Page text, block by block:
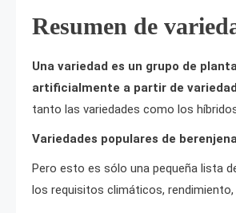
Resumen de
Una variedad es un grupo de
artificialmente a partir de
tanto las variedades como los
Variedades populares de
Pero esto es sólo una pequeña lista
los requisitos climáticos,